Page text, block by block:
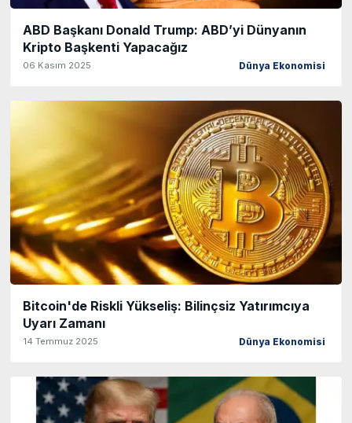
ABD Başkanı Donald Trump: ABD’yi Dünyanın
Kripto Başkenti Yapacağız
06 Kasım 2025 Dünya Ekonomisi
Bitcoin'de Riskli Yükseliş: Bilinçsiz Yatırımcıya
Uyarı Zamanı
14 Temmuz 2025 Dünya Ekonomisi